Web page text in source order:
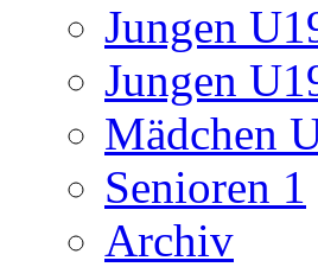
Jungen
Jungen
Mädchen
Senioren 1
Archiv